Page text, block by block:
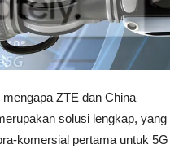
ZTE dan China
solusi lengkap, yang
komersial pertama untuk 5G